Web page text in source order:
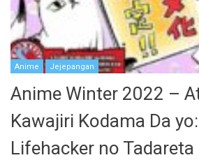
Anime Jejepangan
Anime Winter 2022 –
Kawajiri Kodama Da
Lifehacker no Tadareta